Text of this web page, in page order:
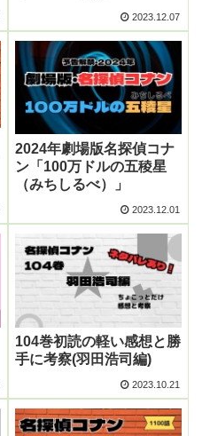
2023.12.07
2024年劇場版名探偵コナ
ン「100万ドルの五稜星
（みちしるべ）」
2023.12.01
104巻初読の軽い感想と勝
手に考察(羽田浩司編)
2023.10.21